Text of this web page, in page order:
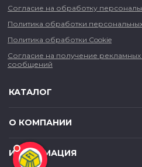
Согласие на обработку
Политика обработки
Политика обработки Cookie
Согласие на получение
сообщений
КАТАЛОГ
О КОМПАНИИ
ИНФОРМАЦИЯ